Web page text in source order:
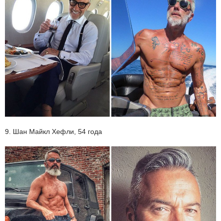
9. Шан Майкл Хефли, 54 года